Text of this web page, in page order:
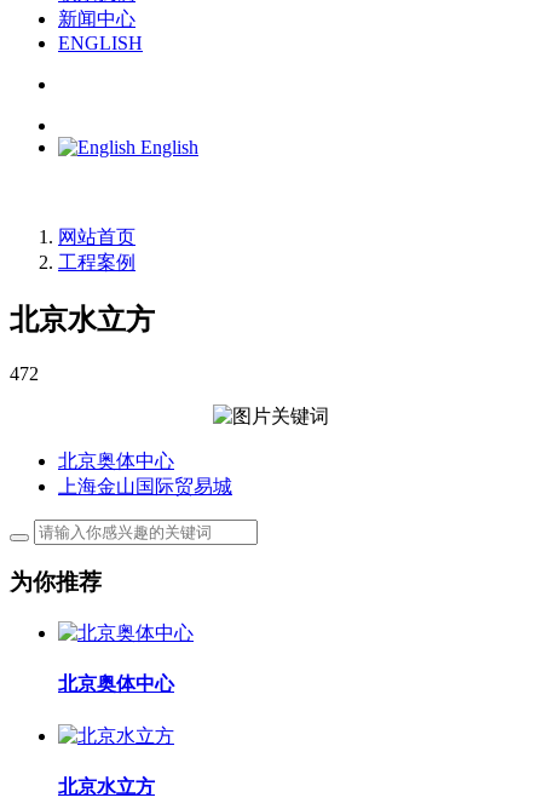
新闻中心
ENGLISH
English
网站首页
工程案例
北京水立方
472
北京奥体中心
上海金山国际贸易城
为你推荐
北京奥体中心
北京水立方